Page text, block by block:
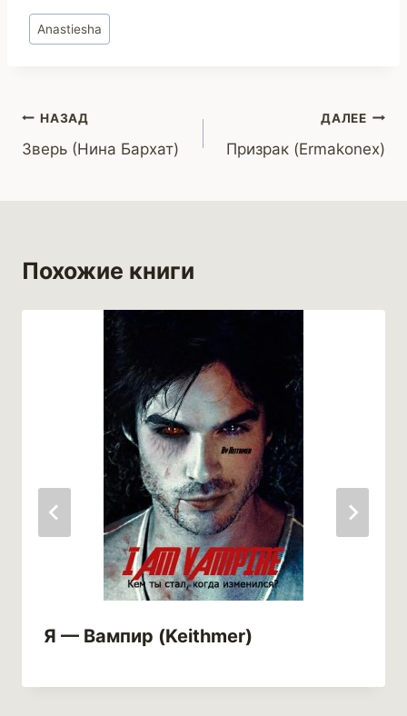
Метки
записи:
Anastiesha
Навигация
по
НАЗАД
Зверь (Нина Бархат)
ДАЛЕЕ
Призрак (Ermakonex)
Похожие книги
Я — Вампир (Keithmer)